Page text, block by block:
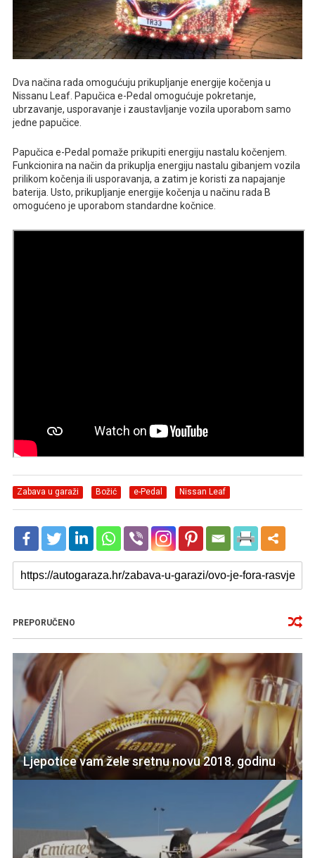
Dva načina rada omogućuju prikupljanje energije kočenja u
Nissanu Leaf. Papučica e-Pedal omogućuje pokretanje,
ubrzavanje, usporavanje i zaustavljanje vozila uporabom samo
jedne papučice.
Papučica e-Pedal pomaže prikupiti energiju nastalu kočenjem.
Funkcionira na način da prikuplja energiju nastalu gibanjem vozila
prilikom kočenja ili usporavanja, a zatim je koristi za napajanje
baterija. Usto, prikupljanje energije kočenja u načinu rada B
omogućeno je uporabom standardne kočnice.
Zabava u garaži Božić e-Pedal Nissan Leaf
PREPORUČENO
Ljepotice vam žele sretnu novu 2018. godinu